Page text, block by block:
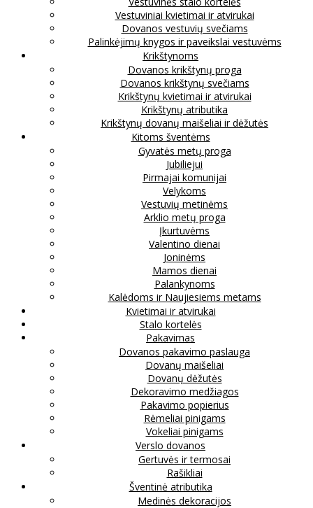
Vestuviniai kvietimai ir atvirukai
Dovanos vestuvių svečiams
Palinkėjimų knygos ir paveikslai vestuvėms
Krikštynoms
Dovanos krikštynų proga
Dovanos krikštynų svečiams
Krikštynų kvietimai ir atvirukai
Krikštynų atributika
Krikštynų dovanų maišeliai ir dėžutės
Kitoms šventėms
Gyvatės metų proga
Jubiliejui
Pirmajai komunijai
Velykoms
Vestuvių metinėms
Arklio metų proga
Įkurtuvėms
Valentino dienai
Joninėms
Mamos dienai
Palankynoms
Kalėdoms ir Naujiesiems metams
Kvietimai ir atvirukai
Stalo kortelės
Pakavimas
Dovanos pakavimo paslauga
Dovanų maišeliai
Dovanų dėžutės
Dekoravimo medžiagos
Pakavimo popierius
Rėmeliai pinigams
Vokeliai pinigams
Verslo dovanos
Gertuvės ir termosai
Rašikliai
Šventinė atributika
Medinės dekoracijos